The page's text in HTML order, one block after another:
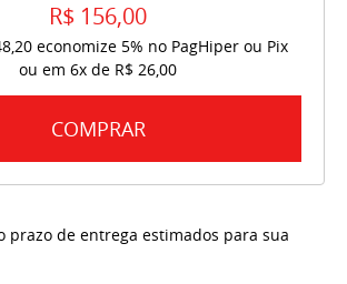
R$ 156,00
economize 5% no PagHiper ou Pix
ou em 6x de R$ 26,00
COMPRAR
prazo de entrega estimados para sua